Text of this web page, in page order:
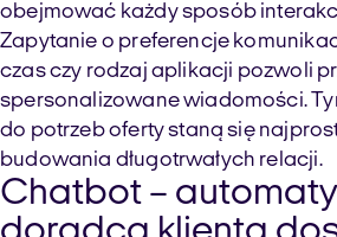
obejmować każdy sposób
Zapytanie o preferencje
czas czy rodzaj aplikacji pozwoli
spersonalizowane wiadomości.
do potrzeb oferty staną się
budowania długotrwałych relacji.
Chatbot –